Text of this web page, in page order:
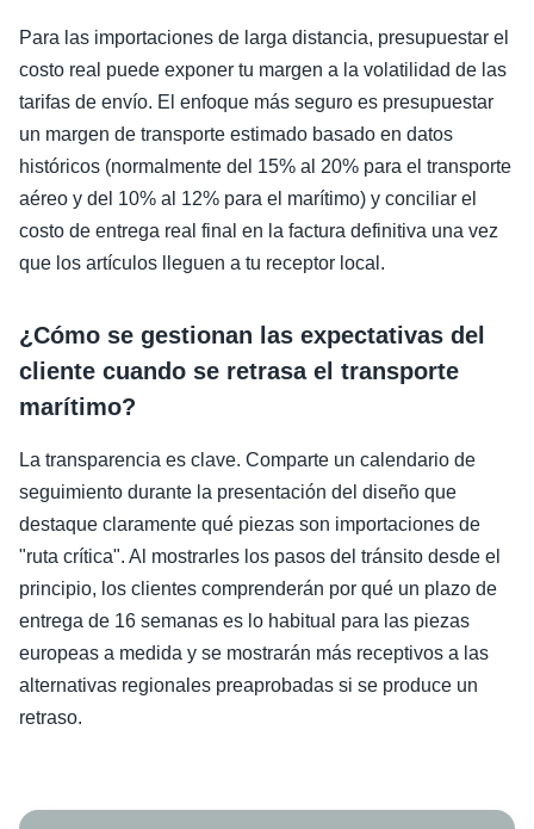
Para las importaciones de larga distancia, presupuestar el
costo real puede exponer tu margen a la volatilidad de las
tarifas de envío. El enfoque más seguro es presupuestar
un margen de transporte estimado basado en datos
históricos (normalmente del 15% al 20% para el transporte
aéreo y del 10% al 12% para el marítimo) y conciliar el
costo de entrega real final en la factura definitiva una vez
que los artículos lleguen a tu receptor local.
¿Cómo se gestionan las expectativas del
cliente cuando se retrasa el transporte
marítimo?
La transparencia es clave. Comparte un calendario de
seguimiento durante la presentación del diseño que
destaque claramente qué piezas son importaciones de
"ruta crítica". Al mostrarles los pasos del tránsito desde el
principio, los clientes comprenderán por qué un plazo de
entrega de 16 semanas es lo habitual para las piezas
europeas a medida y se mostrarán más receptivos a las
alternativas regionales preaprobadas si se produce un
retraso.